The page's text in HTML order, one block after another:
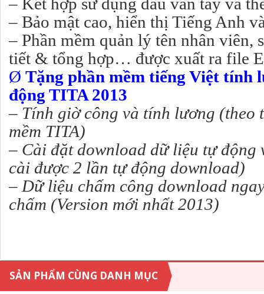
– Bảo mật cao, hiển thị Tiếng Anh
– Phần mềm quản lý tên nhân viên,
tiết & tổng hợp… được xuất ra file
Ø Tặng phần mềm tiếng Việt tính
động TITA 2013
– Tính giờ công và tính lương (theo
mềm TITA)
– Cài đặt download dữ liệu tự động
cài được 2 lần tự động download)
– Dữ liệu chấm công download
chấm (Version mới nhất 2013)
SẢN PHẨM CÙNG DANH MỤC